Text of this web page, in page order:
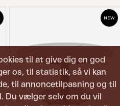
til at give dig en god
os, til statistik, så vi kan
til annoncetilpasning og til
Du vælger selv om du vil